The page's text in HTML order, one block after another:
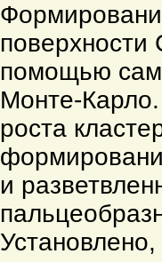
поверхности
помощью
Монте-
роста
и